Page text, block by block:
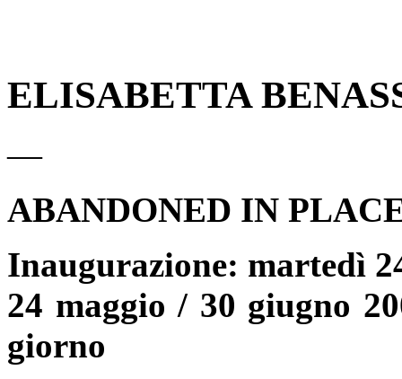
ELISABETTA
—
ABANDONED IN
Inaugurazione: martedì
24 maggio / 30 giugno
giorno